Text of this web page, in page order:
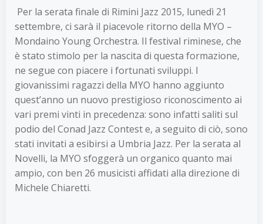
Per la serata finale di Rimini Jazz 2015, lunedì 21
settembre, ci sarà il piacevole ritorno della MYO –
Mondaino Young Orchestra. Il festival riminese, che
è stato stimolo per la nascita di questa formazione,
ne segue con piacere i fortunati sviluppi. I
giovanissimi ragazzi della MYO hanno aggiunto
quest’anno un nuovo prestigioso riconoscimento ai
vari premi vinti in precedenza: sono infatti saliti sul
podio del Conad Jazz Contest e, a seguito di ciò, sono
stati invitati a esibirsi a Umbria Jazz. Per la serata al
Novelli, la MYO sfoggerà un organico quanto mai
ampio, con ben 26 musicisti affidati alla direzione di
Michele Chiaretti.